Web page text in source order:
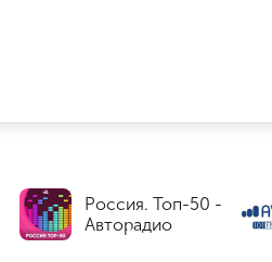
Россия. Топ-50 -
Авторадио